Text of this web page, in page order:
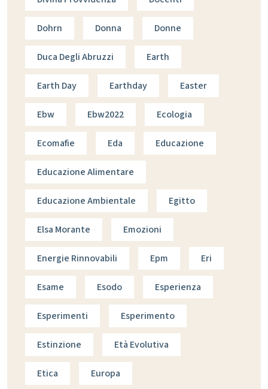
Dohrn Donna Donne
Duca Degli Abruzzi Earth
Earth Day Earthday Easter
Ebw Ebw2022 Ecologia
Ecomafie Eda Educazione
Educazione Alimentare
Educazione Ambientale Egitto
Elsa Morante Emozioni
Energie Rinnovabili Epm Eri
Esame Esodo Esperienza
Esperimenti Esperimento
Estinzione Età Evolutiva
Etica Europa